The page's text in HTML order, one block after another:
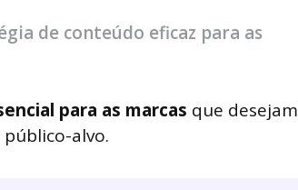
de conteúdo eficaz para as
para as marcas que desejam
alvo.